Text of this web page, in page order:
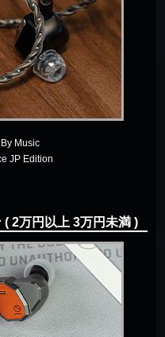
Music
JP Edition
2万円以上 3万円未満 )